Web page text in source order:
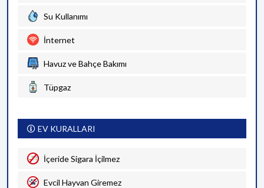
Su Kullanımı
İnternet
Havuz ve Bahçe Bakımı
Tüpgaz
EV KURALLARI
İçeride Sigara İçilmez
Evcil Hayvan Giremez